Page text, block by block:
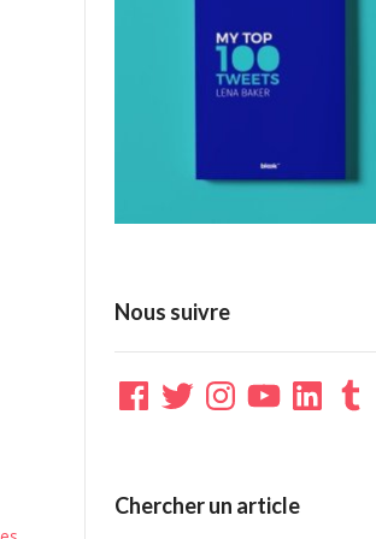
Nous suivre
Facebook
TwitterInstagramYouTubeLinkedInTumblr
Chercher un article